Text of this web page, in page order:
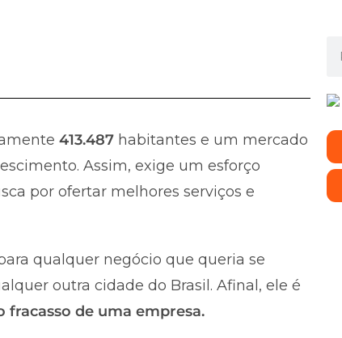
413.487 habitantes e um mercado
Assim, exige um esforço
por ofertar melhores serviços e
qualquer negócio que queria se
outra cidade do Brasil. Afinal, ele é
fracasso de uma empresa.